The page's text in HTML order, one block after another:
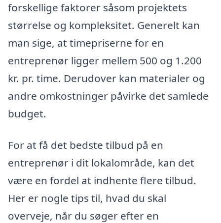
forskellige faktorer såsom projektets
størrelse og kompleksitet. Generelt kan
man sige, at timepriserne for en
entreprenør ligger mellem 500 og 1.200
kr. pr. time. Derudover kan materialer og
andre omkostninger påvirke det samlede
budget.
For at få det bedste tilbud på en
entreprenør i dit lokalområde, kan det
være en fordel at indhente flere tilbud.
Her er nogle tips til, hvad du skal
overveje, når du søger efter en